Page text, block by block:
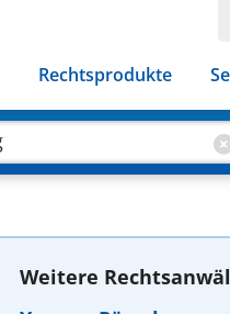
Rechtsprodukte
Weitere